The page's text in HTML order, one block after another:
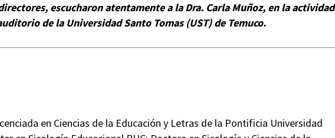
escucharon atentamente a la Dra. Carla Muñoz, en la actividad
de la Universidad Santo Tomas (UST) de Temuco.
en Ciencias de la Educación y Letras de la Pontificia Universidad